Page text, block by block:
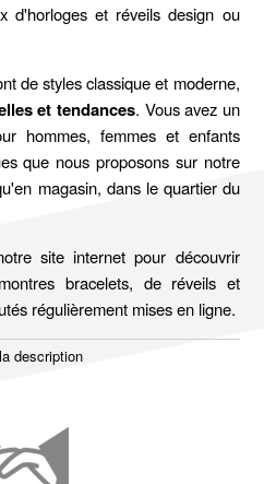
d'horloges et réveils design ou
de styles classique et moderne,
et tendances. Vous avez un
hommes, femmes et enfants
que nous proposons sur notre
magasin, dans le quartier du
site internet pour découvrir
bracelets, de réveils et
régulièrement mises en ligne.
description